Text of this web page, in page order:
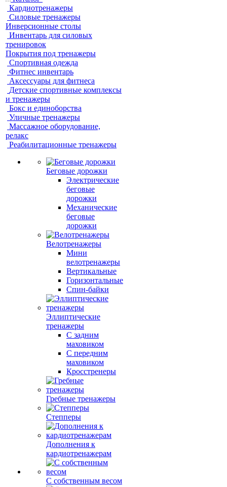
Кардиотренажеры
Силовые тренажеры
Инверсионные столы
Инвентарь для силовых
тренировок
Покрытия под тренажеры
Спортивная одежда
Фитнес инвентарь
Аксессуары для фитнеса
Детские спортивные комплексы
и тренажеры
Бокс и единоборства
Уличные тренажеры
Массажное оборудование,
релакс
Реабилитационные тренажеры
Беговые дорожки
Электрические
беговые
дорожки
Механические
беговые
дорожки
Велотренажеры
Мини
велотренажеры
Вертикальные
Горизонтальные
Спин-байки
Эллиптические
тренажеры
С задним
маховиком
С передним
маховиком
Кросстренеры
Гребные тренажеры
Степперы
Дополнения к
кардиотренажерам
С собственным весом